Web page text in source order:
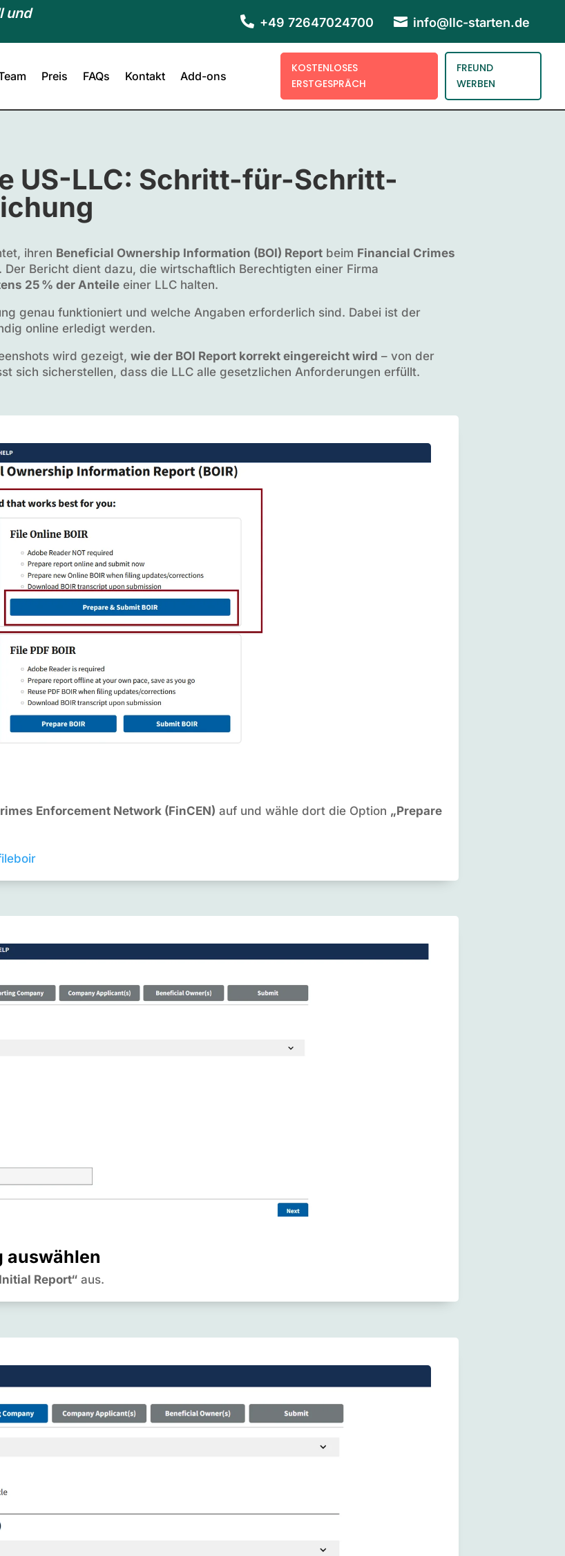
und
 +49 72647024700  info@llc-starten.de
Preis FAQs Kontakt Add-ons
KOSTENLOSES
ERSTGESPRÄCH
FREUND
WERBEN
US-LLC: Schritt-für-Schritt-
ihren Beneficial Ownership Information (BOI) Report beim Financial Crimes
Der Bericht dient dazu, die wirtschaftlich Berechtigten einer Firma
25 % der Anteile einer LLC halten.
genau funktioniert und welche Angaben erforderlich sind. Dabei ist der
online erledigt werden.
wird gezeigt,wie der BOI Report korrekt eingereicht wird – von der
sich sicherstellen, dass die LLC alle gesetzlichen Anforderungen erfüllt.
Enforcement Network (FinCEN) auf und wähle dort die Option „Prepare
auswählen
Report“ aus.